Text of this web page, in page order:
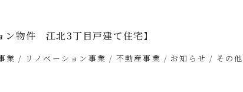
ン物件 江北3丁目戸建て住宅】
業 リノベーション事業 不動産事業 お知らせ その他